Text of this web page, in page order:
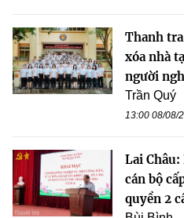
Thanh
xóa nhà
người
Trần Quý
13:00 08/08/
Lai
cán bộ
quyền 2